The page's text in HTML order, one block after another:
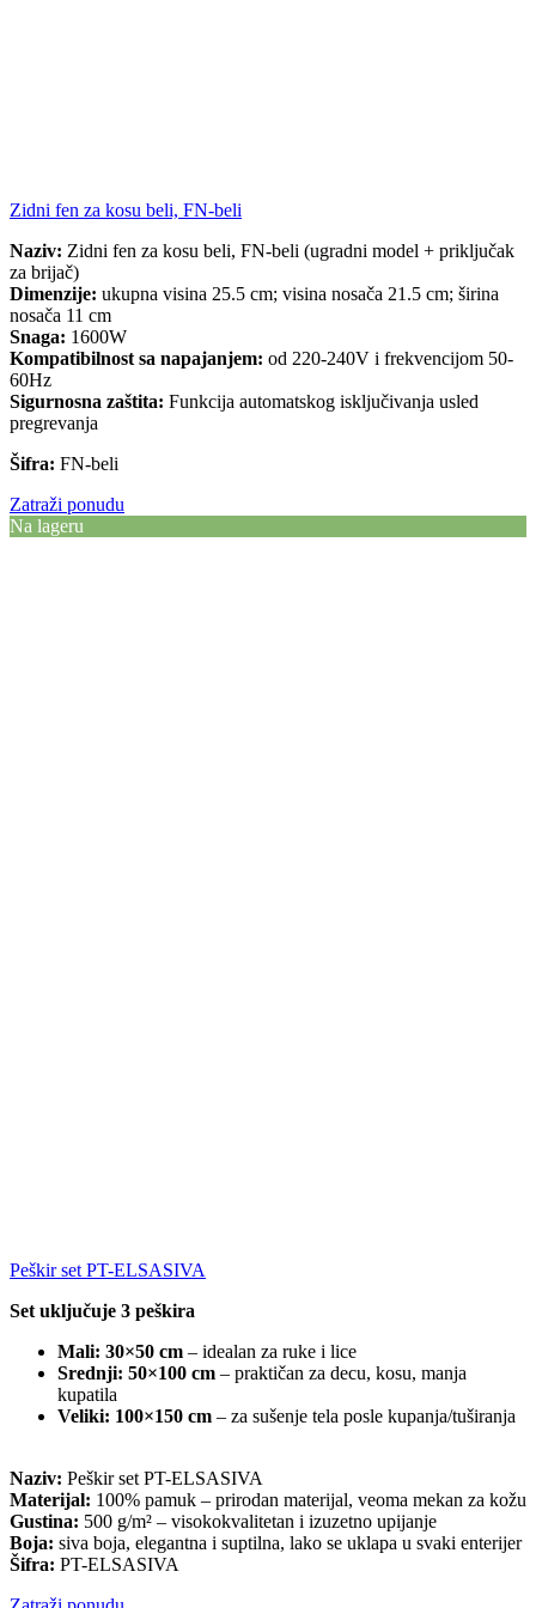
Zidni fen za kosu beli, FN-beli
Naziv: Zidni fen za kosu beli, FN-beli (ugradni model + priključak
za brijač)
Dimenzije: ukupna visina 25.5 cm; visina nosača 21.5 cm; širina
nosača 11 cm
Snaga: 1600W
Kompatibilnost sa napajanjem: od 220-240V i frekvencijom 50-
60Hz
Sigurnosna zaštita: Funkcija automatskog isključivanja usled
pregrevanja
Šifra: FN-beli
Zatraži ponudu
Na lageru
Peškir set PT-ELSASIVA
Set uključuje 3 peškira
Mali: 30×50 cm – idealan za ruke i lice
Srednji: 50×100 cm – praktičan za decu, kosu, manja
kupatila
Veliki: 100×150 cm – za sušenje tela posle kupanja/tuširanja
Naziv: Peškir set PT-ELSASIVA
Materijal: 100% pamuk – prirodan materijal, veoma mekan za kožu
Gustina: 500 g/m² – visokokvalitetan i izuzetno upijanje
Boja: siva boja, elegantna i suptilna, lako se uklapa u svaki enterijer
Šifra: PT-ELSASIVA